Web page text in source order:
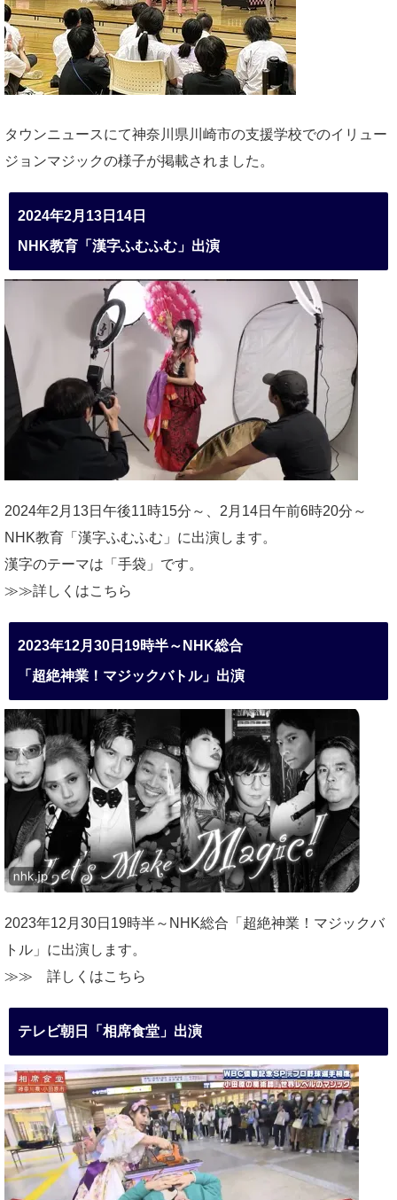
タウンニュースにて神奈川県川崎市の支援学校でのイリュー
ジョンマジックの様子が掲載されました。
2024年2月13日14日
NHK教育「漢字ふむふむ」出演
2024年2月13日午後11時15分～、2月14日午前6時20分～
NHK教育「漢字ふむふむ」に出演します。
漢字のテーマは「手袋」です。
≫≫詳しくはこちら
2023年12月30日19時半～NHK総合
「超絶神業！マジックバトル」出演
2023年12月30日19時半～NHK総合「超絶神業！マジックバ
トル」に出演します。
≫≫ 詳しくはこちら
テレビ朝日「相席食堂」出演